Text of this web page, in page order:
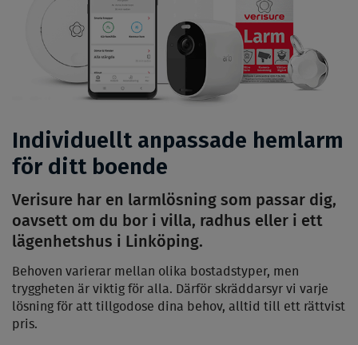
Individuellt anpassade hemlarm
för ditt boende
Verisure har en larmlösning som passar dig,
oavsett om du bor i villa, radhus eller i ett
lägenhetshus i Linköping.
Behoven varierar mellan olika bostadstyper, men
tryggheten är viktig för alla. Därför skräddarsyr vi varje
lösning för att tillgodose dina behov, alltid till ett rättvist
pris.